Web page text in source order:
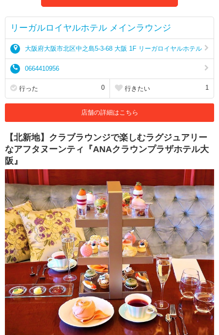
リーガルロイヤルホテル メインラウンジ
大阪府大阪市北区中之島5-3-68 大阪 1F リーガロイヤルホテル
0664410956
行った 0 行きたい 1
店舗の詳細はこちら
【北新地】クラブラウンジで楽しむラグジュアリー
なアフタヌーンティ『ANAクラウンプラザホテル大
阪』